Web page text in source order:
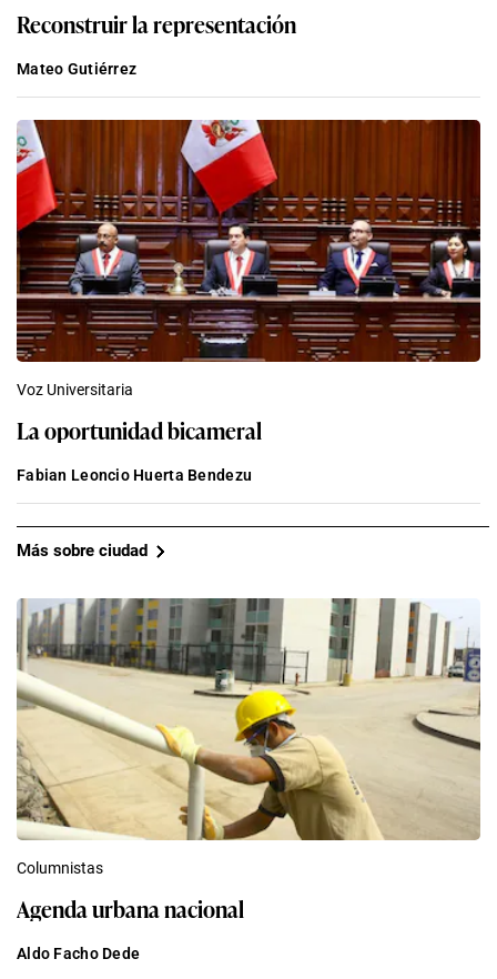
Reconstruir la representación
Mateo Gutiérrez
Voz Universitaria
La oportunidad bicameral
Fabian Leoncio Huerta Bendezu
Más sobre ciudad
Columnistas
Agenda urbana nacional
Aldo Facho Dede